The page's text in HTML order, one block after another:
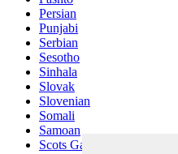
Persian
Punjabi
Serbian
Sesotho
Sinhala
Slovak
Slovenian
Somali
Samoan
Scots Gaelic